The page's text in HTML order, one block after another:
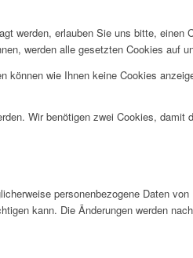
werden, erlauben Sie uns bitte,
werden alle gesetzten Cookies auf
wie Ihnen keine Cookies
Wir benötigen zwei Cookies,
personenbezogene Daten
kann. Die Änderungen werden